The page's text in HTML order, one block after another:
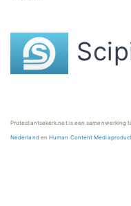
Protestantsekerk.net is een samenwerking
NederlandenHuman Content